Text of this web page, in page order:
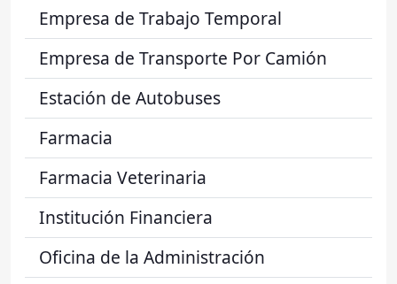
Empresa de Trabajo Temporal
Empresa de Transporte Por Camión
Estación de Autobuses
Farmacia
Farmacia Veterinaria
Institución Financiera
Oficina de la Administración